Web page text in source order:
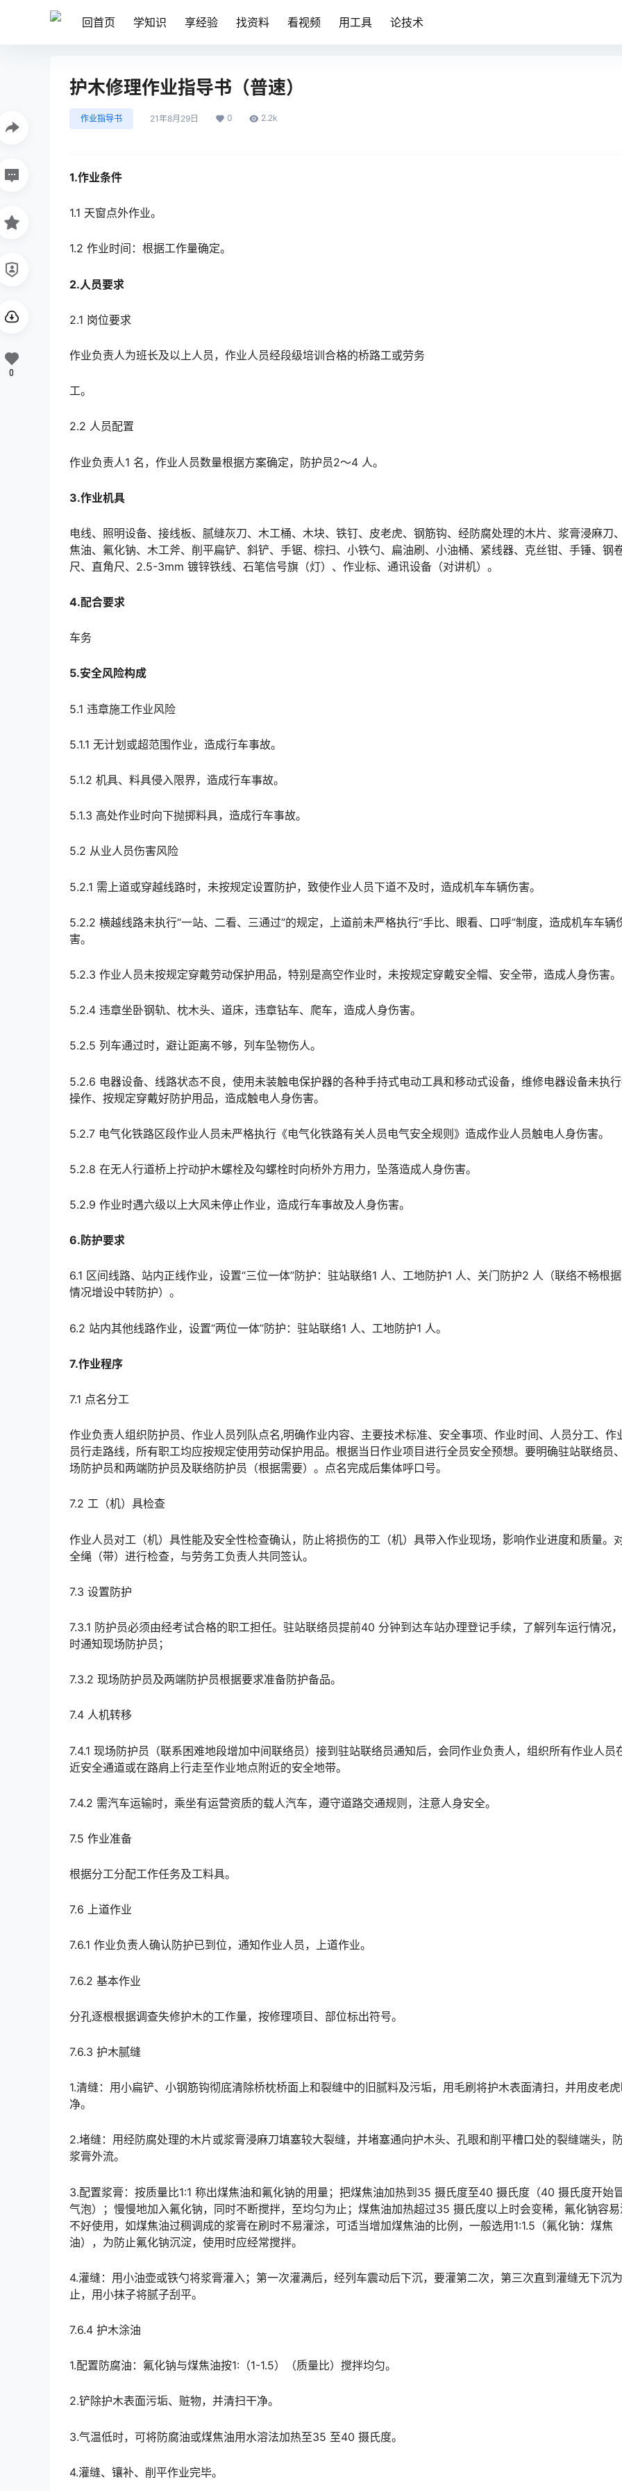
回首页 学知识 享经验 找资料 看视频 用工具 论技术
护木修理作业指导书（普速）
作业指导书 21年8月29日 0 2.2k
1.作业条件
1.1 天窗点外作业。
1.2 作业时间：根据工作量确定。
2.人员要求
2.1 岗位要求
作业负责人为班长及以上人员，作业人员经段级培训合格的桥路工或劳务
工。
2.2 人员配置
作业负责人1 名，作业人员数量根据方案确定，防护员2～4 人。
3.作业机具
电线、照明设备、接线板、腻缝灰刀、木工桶、木块、铁钉、皮老虎、钢筋钩、经防腐处理的木片、浆膏浸麻刀
焦油、氟化钠、木工斧、削平扁铲、斜铲、手锯、棕扫、小铁勺、扁油刷、小油桶、紧线器、克丝钳、手锤、钢
尺、直角尺、2.5-3mm 镀锌铁线、石笔信号旗（灯）、作业标、通讯设备（对讲机）。󠅅󠅃󠄵󠅂󠄪󠇖󠆨󠆨󠇕󠆞󠆒󠅬󠇘󠆭󠆘󠇙󠆝󠅵󠇗󠆭󠆁󠄐󠇗󠅹󠅸󠇖󠆍󠅳󠇖󠅹󠅰󠇖󠆌󠅹
4.配合要求
车务
5.安全风险构成
5.1 违章施工作业风险
5.1.1 无计划或超范围作业，造成行车事故。
5.1.2 机具、料具侵入限界，造成行车事故。
5.1.3 高处作业时向下抛掷料具，造成行车事故。
5.2 从业人员伤害风险
5.2.1 需上道或穿越线路时，未按规定设置防护，致使作业人员下道不及时，造成机车车辆伤害。
5.2.2 横越线路未执行“一站、二看、三通过”的规定，上道前未严格执行“手比、眼看、口呼”制度，造成机车车辆
害。
5.2.3 作业人员未按规定穿戴劳动保护用品，特别是高空作业时，未按规定穿戴安全帽、安全带，造成人身伤害。
5.2.4 违章坐卧钢轨、枕木头、道床，违章钻车、爬车，造成人身伤害。
5.2.5 列车通过时，避让距离不够，列车坠物伤人。
5.2.6 电器设备、线路状态不良，使用未装触电保护器的各种手持式电动工具和移动式设备，维修电器设备未执
操作、按规定穿戴好防护用品，造成触电人身伤害。
5.2.7 电气化铁路区段作业人员未严格执行《电气化铁路有关人员电气安全规则》造成作业人员触电人身伤害。
5.2.8 在无人行道桥上拧动护木螺栓及勾螺栓时向桥外方用力，坠落造成人身伤害。
5.2.9 作业时遇六级以上大风未停止作业，造成行车事故及人身伤害。
6.防护要求
6.1 区间线路、站内正线作业，设置“三位一体”防护：驻站联络1 人、工地防护1 人、关门防护2 人（联络不畅根
情况增设中转防护）。
6.2 站内其他线路作业，设置“两位一体”防护：驻站联络1 人、工地防护1 人。
7.作业程序
7.1 点名分工
作业负责人组织防护员、作业人员列队点名,明确作业内容、主要技术标准、安全事项、作业时间、人员分工、作
员行走路线，所有职工均应按规定使用劳动保护用品。根据当日作业项目进行全员安全预想。要明确驻站联络员
场防护员和两端防护员及联络防护员（根据需要）。点名完成后集体呼口号。󠅅󠅃󠄵󠅂󠄪󠇖󠆨󠆨󠇕󠆞󠆒󠅬󠇘󠆭󠆘󠇙󠆝󠅵󠇗󠆭󠆁󠄐󠇗󠅹󠅸󠇖󠆍󠅳󠇖󠅹󠅰󠇖󠆌󠅹
7.2 工（机）具检查
作业人员对工（机）具性能及安全性检查确认，防止将损伤的工（机）具带入作业现场，影响作业进度和质量。
全绳（带）进行检查，与劳务工负责人共同签认。
7.3 设置防护
7.3.1 防护员必须由经考试合格的职工担任。驻站联络员提前40 分钟到达车站办理登记手续，了解列车运行情况
时通知现场防护员；
7.3.2 现场防护员及两端防护员根据要求准备防护备品。
7.4 人机转移
7.4.1 现场防护员（联系困难地段增加中间联络员）接到驻站联络员通知后，会同作业负责人，组织所有作业人员
近安全通道或在路肩上行走至作业地点附近的安全地带。󠅅󠅃󠄵󠅂󠄪󠇖󠆨󠆨󠇕󠆞󠆒󠅬󠇘󠆭󠆘󠇙󠆝󠅵󠇗󠆭󠆁󠄐󠇗󠅹󠅸󠇖󠆍󠅳󠇖󠅹󠅰󠇖󠆌󠅹
7.4.2 需汽车运输时，乘坐有运营资质的载人汽车，遵守道路交通规则，注意人身安全。
7.5 作业准备
根据分工分配工作任务及工料具。
7.6 上道作业
7.6.1 作业负责人确认防护已到位，通知作业人员，上道作业。
7.6.2 基本作业
分孔逐根根据调查失修护木的工作量，按修理项目、部位标出符号。
7.6.3 护木腻缝
1.清缝：用小扁铲、小钢筋钩彻底清除桥枕桥面上和裂缝中的旧腻料及污垢，用毛刷将护木表面清扫，并用皮老
净。
2.堵缝：用经防腐处理的木片或浆膏浸麻刀填塞较大裂缝，并堵塞通向护木头、孔眼和削平槽口处的裂缝端头，
浆膏外流。
3.配置浆膏：按质量比1:1 称出煤焦油和氟化钠的用量；把煤焦油加热到35 摄氏度至40 摄氏度（40 摄氏度开始
气泡）；慢慢地加入氟化钠，同时不断搅拌，至均匀为止；煤焦油加热超过35 摄氏度以上时会变稀，氟化钠容易
不好使用，如煤焦油过稠调成的浆膏在刷时不易灌涂，可适当增加煤焦油的比例，一般选用1:1.5（氟化钠：煤焦
油），为防止氟化钠沉淀，使用时应经常搅拌。󠅅󠅃󠄵󠅂󠄪󠇖󠆨󠆨󠇕󠆞󠆒󠅬󠇘󠆭󠆘󠇙󠆝󠅵󠇗󠆭󠆁󠄐󠇗󠅹󠅸󠇖󠆍󠅳󠇖󠅹󠅰󠇖󠆌󠅹
4.灌缝：用小油壶或铁勺将浆膏灌入；第一次灌满后，经列车震动后下沉，要灌第二次，第三次直到灌缝无下沉为
止，用小抹子将腻子刮平。
7.6.4 护木涂油
1.配置防腐油：氟化钠与煤焦油按1:（1-1.5）（质量比）搅拌均匀。
2.铲除护木表面污垢、赃物，并清扫干净。
3.气温低时，可将防腐油或煤焦油用水溶法加热至35 至40 摄氏度。
4.灌缝、镶补、削平作业完毕。
0